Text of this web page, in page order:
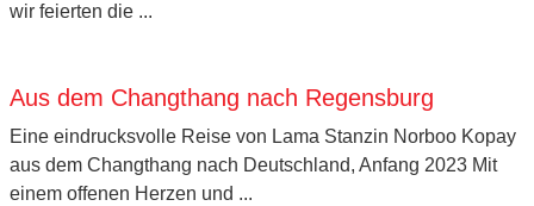
wir feierten die ...
Aus dem Changthang nach Regensburg
Eine eindrucksvolle Reise von Lama Stanzin Norboo Kopay
aus dem Changthang nach Deutschland, Anfang 2023 Mit
einem offenen Herzen und ...